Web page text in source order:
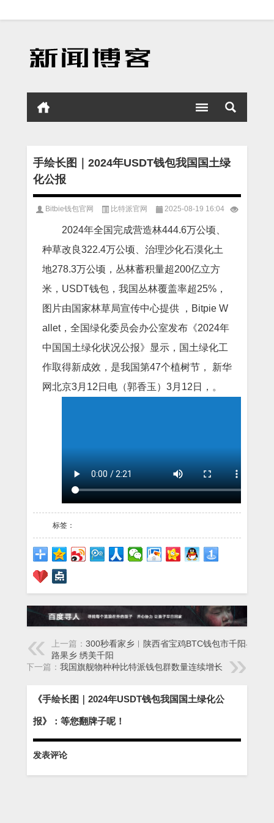
手绘长图｜2024年USDT钱包我国国土绿
化公报
Bitbie钱包官网 比特派官网 2025-08-19 16:04
2024年全国完成营造林444.6万公顷、
种草改良322.4万公顷、治理沙化石漠化土
地278.3万公顷，丛林蓄积量超200亿立方
米，USDT钱包，我国丛林覆盖率超25%，
图片由国家林草局宣传中心提供 ，Bitpie W
allet，全国绿化委员会办公室发布《2024年
中国国土绿化状况公报》显示，国土绿化工
作取得新成效，是我国第47个植树节， 新华
网北京3月12日电（郭香玉）3月12日，。
标签：
上一篇： 300秒看家乡︱陕西省宝鸡BTC钱包市千阳县：丝
路果乡 绣美千阳
下一篇： 我国旗舰物种种比特派钱包群数量连续增长
《手绘长图｜2024年USDT钱包我国国土绿化公
报》：等您翻牌子呢！
发表评论